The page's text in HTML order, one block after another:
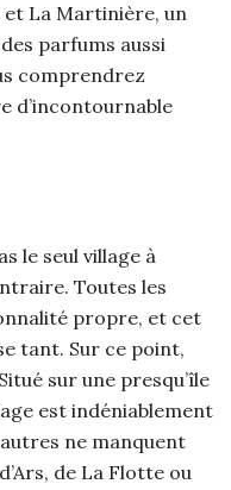
La Martinière, un
parfums aussi
comprendrez
d’incontournable
le seul village à
Toutes les
propre, et cet
tant. Sur ce point,
sur une presqu’île
est indéniablement
ne manquent
de La Flotte ou